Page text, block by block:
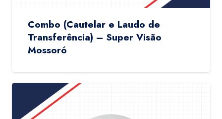
Combo (Cautelar e Laudo de
Transferência) – Super Visão
Mossoró